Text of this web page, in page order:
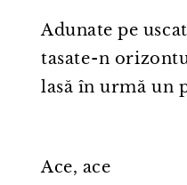
Adunate pe
tasate⁠-⁠n
lasă în urmă un
Ace, ace